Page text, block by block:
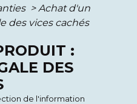
> Achat d'un
des vices cachés
:
DES
de l'information